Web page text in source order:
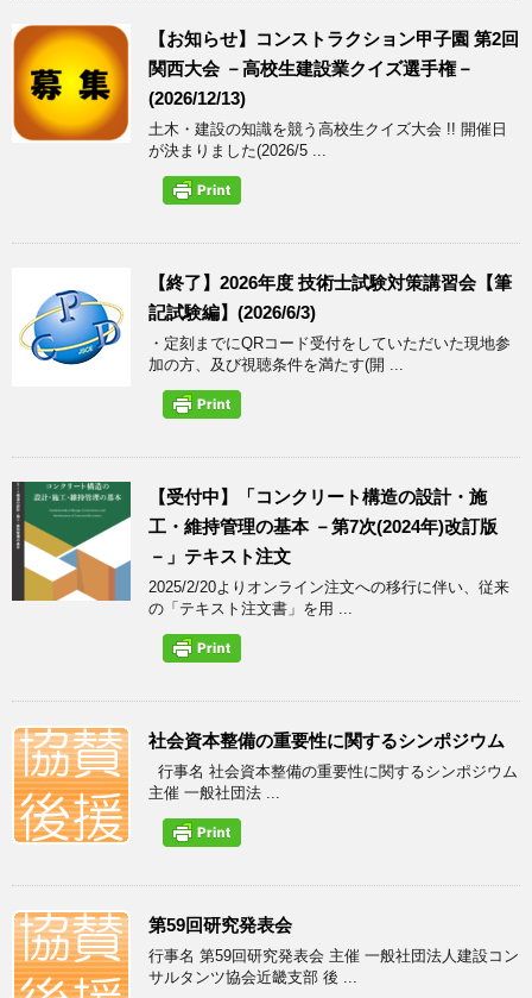
【お知らせ】コンストラクション甲子園 第2回
関西大会 －高校生建設業クイズ選手権－
(2026/12/13)
土木・建設の知識を競う高校生クイズ大会 !! 開催日
が決まりました(2026/5 ...
【終了】2026年度 技術士試験対策講習会【筆
記試験編】(2026/6/3)
・定刻までにQRコード受付をしていただいた現地参
加の方、及び視聴条件を満たす(開 ...
【受付中】「コンクリート構造の設計・施
工・維持管理の基本 －第7次(2024年)改訂版
－」テキスト注文
2025/2/20よりオンライン注文への移行に伴い、従来
の「テキスト注文書」を用 ...
社会資本整備の重要性に関するシンポジウム
行事名 社会資本整備の重要性に関するシンポジウム
主催 一般社団法 ...
第59回研究発表会
行事名 第59回研究発表会 主催 一般社団法人建設コン
サルタンツ協会近畿支部 後 ...